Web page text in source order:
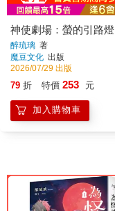
神使劇場：螢的引路燈
醉琉璃 著
魔豆文化 出版
2026/07/29 出版
79 折 特價 253 元
加入購物車